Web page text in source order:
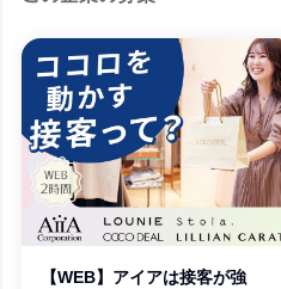
【WEB】アイアは接客が強